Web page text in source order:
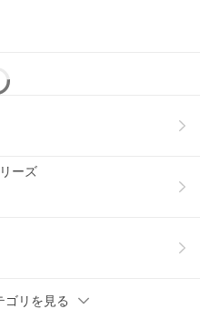
ーク調デザイン
た、レトロな味わいがあるア
ーズ
ゴリを見る